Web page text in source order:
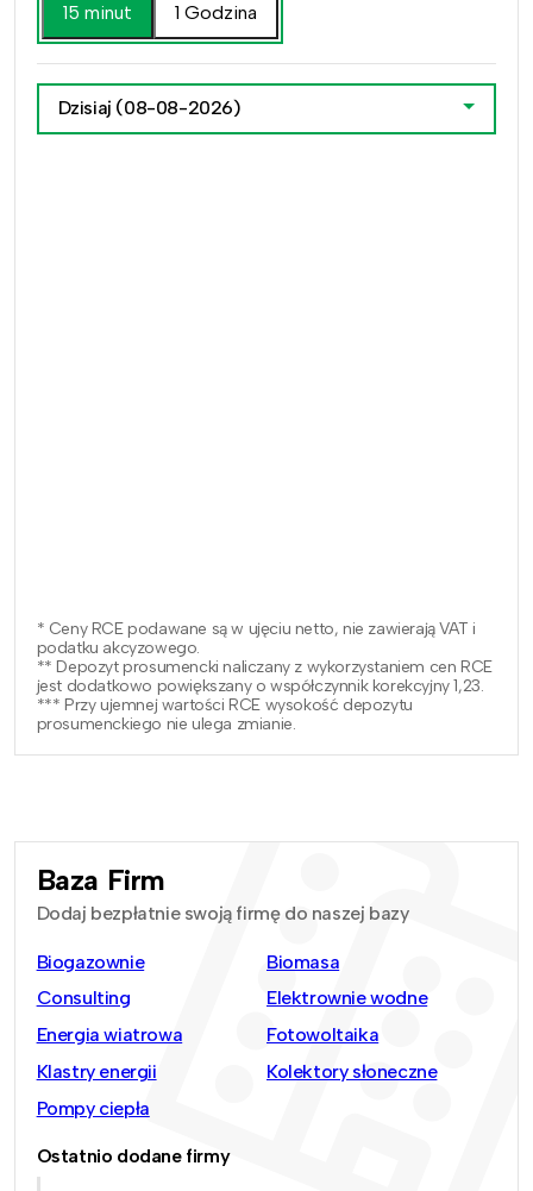
15 minut
1 Godzina
Dzisiaj (08-08-2026)
* Ceny RCE podawane są w ujęciu netto, nie zawierają VAT i
podatku akcyzowego.
** Depozyt prosumencki naliczany z wykorzystaniem cen RCE
jest dodatkowo powiększany o współczynnik korekcyjny 1,23.
*** Przy ujemnej wartości RCE wysokość depozytu
prosumenckiego nie ulega zmianie.
Baza Firm
Dodaj bezpłatnie swoją firmę do naszej bazy
Biogazownie
Biomasa
Consulting
Elektrownie wodne
Energia wiatrowa
Fotowoltaika
Klastry energii
Kolektory słoneczne
Pompy ciepła
Ostatnio dodane firmy